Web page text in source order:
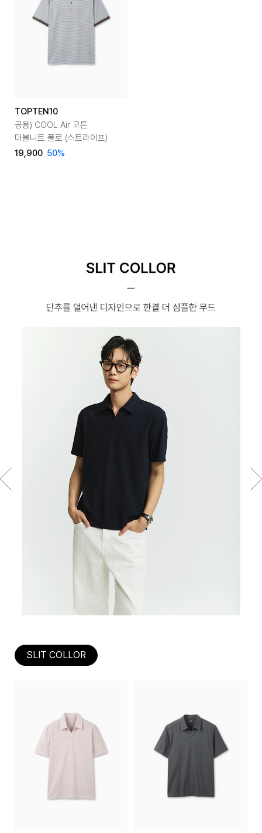
TOPTEN10
공용) COOL Air 코튼
더블니트 폴로 (스트라이프)
19,900 50%
SLIT COLLOR